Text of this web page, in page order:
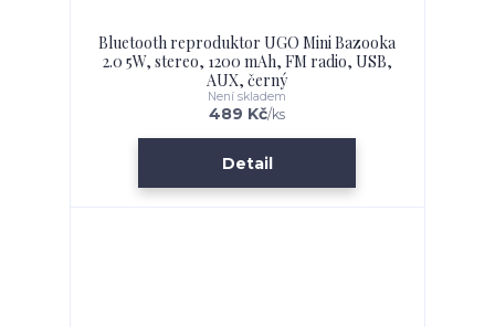
Bluetooth reproduktor UGO Mini Bazooka
2.0 5W, stereo, 1200 mAh, FM radio, USB,
AUX, černý
489 Kč/ks
Není skladem
Detail